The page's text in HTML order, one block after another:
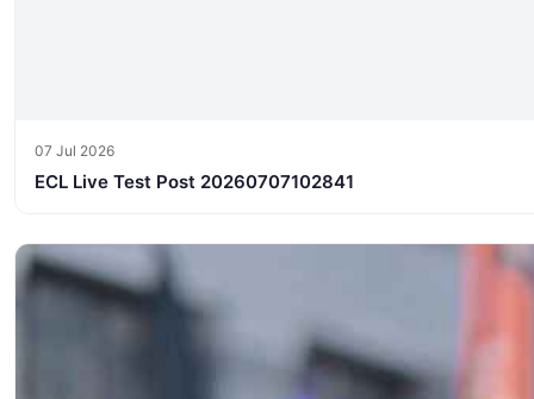
07 Jul 2026
ECL Live Test Post 20260707102841